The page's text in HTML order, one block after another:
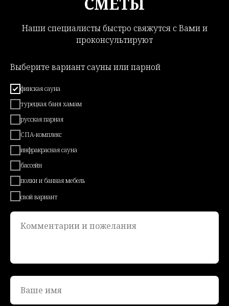
Наши специалисты быстро свяжутся с Вами и
проконсультируют
Выберите вариант сауны или парной
финская сауна
турецкая баня хамам
русская парная
СПА-комплекс
инфракрасная сауна
бассейн
полки и банная мебель
свой вариант
Комментарии и пожелания
Ваше имя